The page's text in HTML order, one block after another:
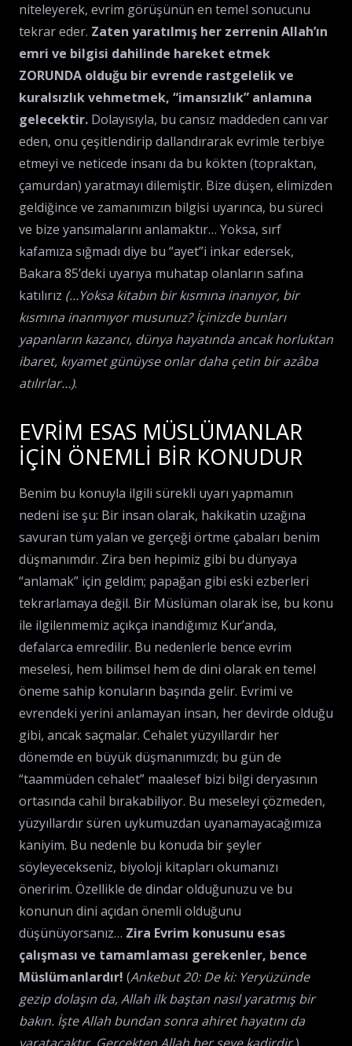
niteleyerek, evrim görüşünün en temel sonucunu
tekrar eder. Zaten yaratılmış her zerrenin Allah’ın
emri ve bilgisi dahilinde hareket etmek
ZORUNDA olduğu bir evrende rastgelelik ve
kuralsızlık vehmetmek, “imansızlık” anlamına
gelecektir. Dolayısıyla, bu cansız maddeden canı var
eden, onu çeşitlendirip dallandırarak evrimle terbiye
etmeyi ve neticede insanı da bu kökten (topraktan,
çamurdan) yaratmayı dilemiştir. Bize düşen, elimizden
geldiğince ve zamanımızın bilgisi uyarınca, bu süreci
ve bize yansımalarını anlamaktır… Yoksa, sırf
kafamıza sığmadı diye bu “ayet”i inkar edersek,
Bakara 85’deki uyarıya muhatap olanların safına
katılırız (…Yoksa kitabın bir kısmına inanıyor, bir
kısmına inanmıyor musunuz? İçinizde bunları
yapanların kazancı, dünya hayatında ancak horluktan
ibaret, kıyamet günüyse onlar daha çetin bir azâba
atılırlar…).
EVRİM ESAS MÜSLÜMANLAR
İÇİN ÖNEMLİ BİR KONUDUR
Benim bu konuyla ilgili sürekli uyarı yapmamın
nedeni ise şu: Bir insan olarak, hakikatin uzağına
savuran tüm yalan ve gerçeği örtme çabaları benim
düşmanımdır. Zira ben hepimiz gibi bu dünyaya
“anlamak” için geldim; papağan gibi eski ezberleri
tekrarlamaya değil. Bir Müslüman olarak ise, bu konu
ile ilgilenmemiz açıkça inandığımız Kur’anda,
defalarca emredilir. Bu nedenlerle bence evrim
meselesi, hem bilimsel hem de dini olarak en temel
öneme sahip konuların başında gelir. Evrimi ve
evrendeki yerini anlamayan insan, her devirde olduğu
gibi, ancak saçmalar. Cehalet yüzyıllardır her
dönemde en büyük düşmanımızdı; bu gün de
“taammüden cehalet” maalesef bizi bilgi deryasının
ortasında cahil bırakabiliyor. Bu meseleyi çözmeden,
yüzyıllardır süren uykumuzdan uyanamayacağımıza
kaniyim. Bu nedenle bu konuda bir şeyler
söyleyecekseniz, biyoloji kitapları okumanızı
öneririm. Özellikle de dindar olduğunuzu ve bu
konunun dini açıdan önemli olduğunu
düşünüyorsanız… Zira Evrim konusunu esas
çalışması ve tamamlaması gerekenler, bence
Müslümanlardır! (Ankebut 20: De ki: Yeryüzünde
gezip dolaşın da, Allah ilk baştan nasıl yaratmış bir
bakın. İşte Allah bundan sonra ahiret hayatını da